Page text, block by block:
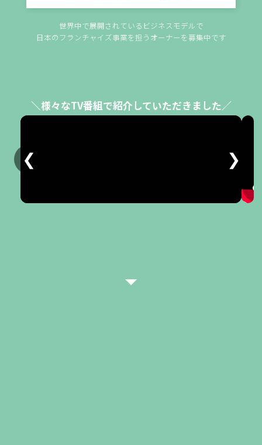
世界中で展開されているビジネスモデルで
日本のフランチャイズ事業を担うオーナーを募集中です
＼様々なTV番組で紹介していただきました／
❮ ❯